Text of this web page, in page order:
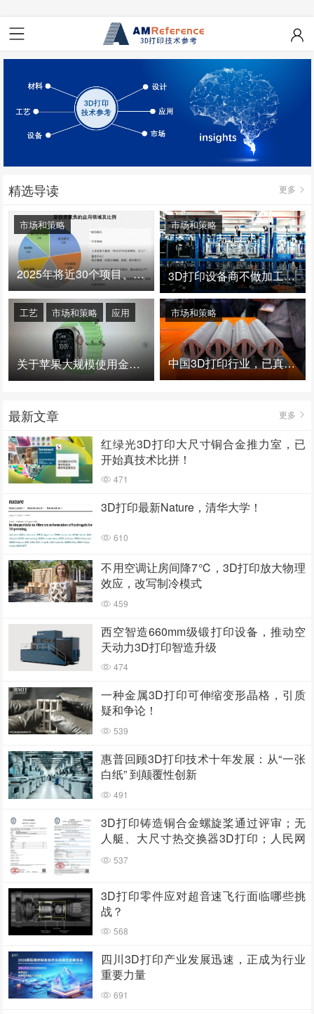
精选导读 更多
2025年将近30个项目、150亿投资：3D打印真的迎来爆发拐点了吗
市场和策略
3D打印设备商不做加工服务，就成了旁观者！
市场和策略
关于苹果大规模使用金属3D打印的思考
工艺 市场和策略 应用
中国3D打印行业，已真正进入爆发时代！
市场和策略
最新文章 更多
红绿光3D打印大尺寸铜合金推力室，已
开始真技术比拼！
471
3D打印最新Nature，清华大学！
610
不用空调让房间降7℃，3D打印放大物理
效应，改写制冷模式
459
西空智造660mm级锻打印设备，推动空
天动力3D打印智造升级
474
一种金属3D打印可伸缩变形晶格，引质
疑和争论！
539
惠普回顾3D打印技术十年发展：从“一张
白纸” 到颠覆性创新
491
3D打印铸造铜合金螺旋桨通过评审；无
人艇、大尺寸热交换器3D打印；人民网
报道两家3D打印企业
537
3D打印零件应对超音速飞行面临哪些挑
战？
568
四川3D打印产业发展迅速，正成为行业
重要力量
691